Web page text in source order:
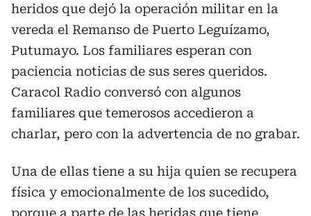
heridos que dejó la operación militar en la
vereda el Remanso de Puerto Leguízamo,
Putumayo. Los familiares esperan con
paciencia noticias de sus seres queridos.
Caracol Radio conversó con algunos
familiares que temerosos accedieron a
charlar, pero con la advertencia de no grabar.
Una de ellas tiene a su hija quien se recupera
física y emocionalmente de los sucedido,
porque a parte de las heridas que tiene